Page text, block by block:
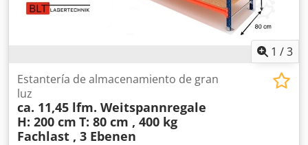
favorable. -- INMEDIATAMENTE DISPONIBLE VARIAS VECES-
-. Precio : 2360,00 € neto más IVA legalmente vigente.
Recibirá una factura con el IVA indicado. Transporte : La
entrega la realiza nuestra agencia de transportes asociada
a petición, los costes de la misma dependen del código
postal. Montaje : Si lo desea, nuestro personal cualificado
estará encantado de ayudarle con el montaje y desmontaje
profesional de su equipo comercial. Dkjdpfxszrvu Sj Aqqer
Nuestra recomendación : Háganos saber lo que necesita...
Estaremos encantados de ayudarle a realizar sus
1 /3
Estantería de almacenamiento de gran
luz
ca. 11,45 lfm. Weitspannregale
H: 200 cm T: 80 cm , 400 kg
Fachlast , 3 Ebenen